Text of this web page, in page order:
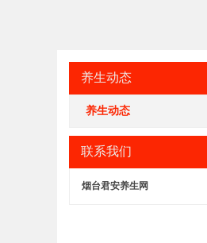
养生动态
养生动态
联系我们
烟台君安养生网